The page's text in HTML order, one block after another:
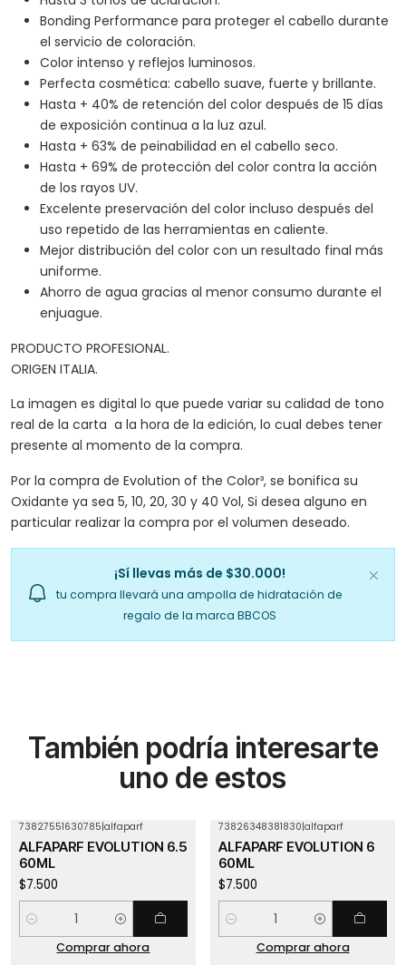
Bonding Performance para proteger el cabello durante
el servicio de coloración.
Color intenso y reflejos luminosos.
Perfecta cosmética: cabello suave, fuerte y brillante.
Hasta + 40% de retención del color después de 15 días
de exposición continua a la luz azul.
Hasta + 63% de peinabilidad en el cabello seco.
Hasta + 69% de protección del color contra la acción
de los rayos UV.
Excelente preservación del color incluso después del
uso repetido de las herramientas en caliente.
Mejor distribución del color con un resultado final más
uniforme.
Ahorro de agua gracias al menor consumo durante el
enjuague.
PRODUCTO PROFESIONAL.
ORIGEN ITALIA.
La imagen es digital lo que puede variar su calidad de tono
real de la carta a la hora de la edición, lo cual debes tener
presente al momento de la compra.
Por la compra de Evolution of the Color³, se bonifica su
Oxidante ya sea 5, 10, 20, 30 y 40 Vol, Si desea alguno en
particular realizar la compra por el volumen deseado.
¡Sí llevas más de $30.000!
tu compra llevará una ampolla de hidratación de
regalo de la marca BBCOS
También podría interesarte
uno de estos
73827551630785|alfaparf
ALFAPARF EVOLUTION 6.5
60ML
$7.500
Cantidad
Comprar ahora
73826348381830|alfaparf
ALFAPARF EVOLUTION 6
60ML
$7.500
Cantidad
Comprar ahora